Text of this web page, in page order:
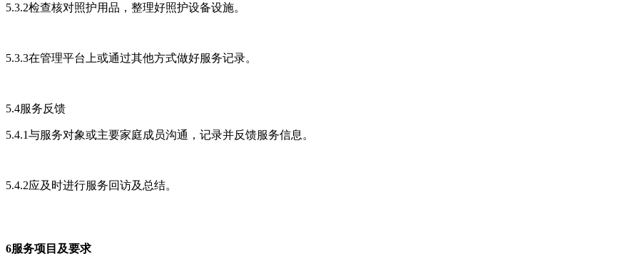
5.3.2检查核对照护用品，整理好照护设备设施。
5.3.3在管理平台上或通过其他方式做好服务记录。
5.4服务反馈
5.4.1与服务对象或主要家庭成员沟通，记录并反馈服务信息。
5.4.2应及时进行服务回访及总结。
6服务项目及要求